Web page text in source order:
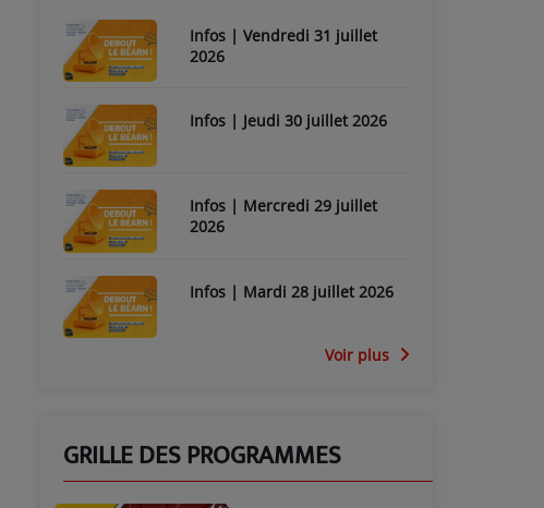
Infos | Vendredi 31 juillet
2026
Infos | Jeudi 30 juillet 2026
Infos | Mercredi 29 juillet
2026
Infos | Mardi 28 juillet 2026
Voir plus
GRILLE DES PROGRAMMES